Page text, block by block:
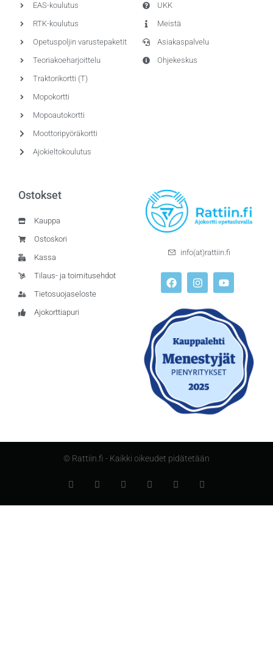
EAS-koulutus
RTK-koulutus
Opetuspoljin varustepaketit
Teoriakoeharjoittelu
Traktorikortti (T)
Mopokortti
Mopoautokortti
Moottoripyöräkortti
Ajokieltokoulutus
UKK
Meistä
Asiakaspalvelu
Ohjekeskus
Ostokset
Kauppa
Ostoskori
Kassa
Tilaus- ja toimitusehdot
Tietosuojaseloste
Ajokorttiapuri
info(at)rattiin.fi
© Rattiin.fi - Kaikki oikeudet pidätetään